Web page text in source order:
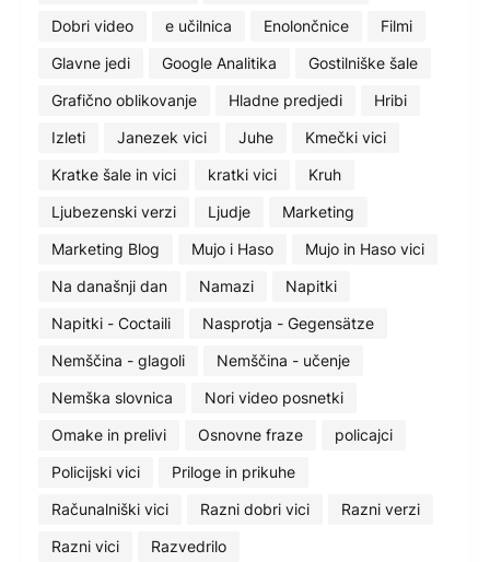
Dobri video
e učilnica Enolončnice
Filmi
Glavne jedi
Google Analitika
Gostilniške šale
Grafično oblikovanje
Hladne predjedi
Hribi
Izleti
Janezek vici Juhe
Kmečki vici
Kratke šale in vici
kratki vici
Kruh
Ljubezenski verzi
Ljudje
Marketing
Marketing Blog
Mujo i Haso
Mujo in Haso vici
Na današnji dan
Namazi
Napitki
Napitki - Coctaili
Nasprotja - Gegensätze
Nemščina - glagoli
Nemščina - učenje
Nemška slovnica
Nori video posnetki
Omake in prelivi
Osnovne fraze
policajci
Policijski vici
Priloge in prikuhe
Računalniški vici
Razni dobri vici
Razni verzi
Razni vici
Razvedrilo